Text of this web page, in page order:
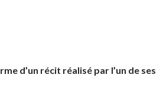
d’un récit réalisé par l’un de ses